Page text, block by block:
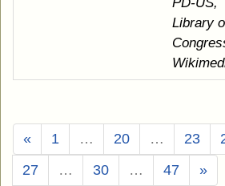
Library
« 1 … 20 … 23
27
… 30 … 47 »